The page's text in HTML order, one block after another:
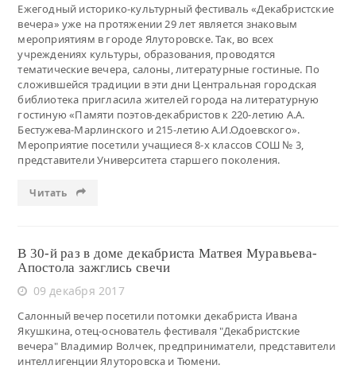
Ежегодный историко-культурный фестиваль «Декабристские
вечера» уже на протяжении 29 лет является знаковым
мероприятиям в городе Ялуторовске. Так, во всех
учреждениях культуры, образования, проводятся
тематические вечера, салоны, литературные гостиные. По
сложившейся традиции в эти дни Центральная городская
библиотека пригласила жителей города на литературную
гостиную «Памяти поэтов-декабристов к 220-летию А.А.
Бестужева-Марлинского и 215-летию А.И.Одоевского».
Мероприятие посетили учащиеся 8-х классов СОШ № 3,
представители Университета старшего поколения.
Читать
В 30-й раз в доме декабриста Матвея Муравьева-
Апостола зажглись свечи
09 декабря 2017
Салонный вечер посетили потомки декабриста Ивана
Якушкина, отец-основатель фестиваля "Декабристские
вечера" Владимир Волчек, предприниматели, представители
интеллигенции Ялуторовска и Тюмени.